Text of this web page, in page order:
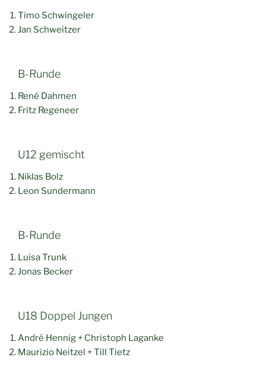
Timo Schwingeler
Jan Schweitzer
B-Runde
René Dahmen
Fritz Regeneer
U12 gemischt
Niklas Bolz
Leon Sundermann
B-Runde
Luisa Trunk
Jonas Becker
U18 Doppel Jungen
André Hennig + Christoph Laganke
Maurizio Neitzel + Till Tietz